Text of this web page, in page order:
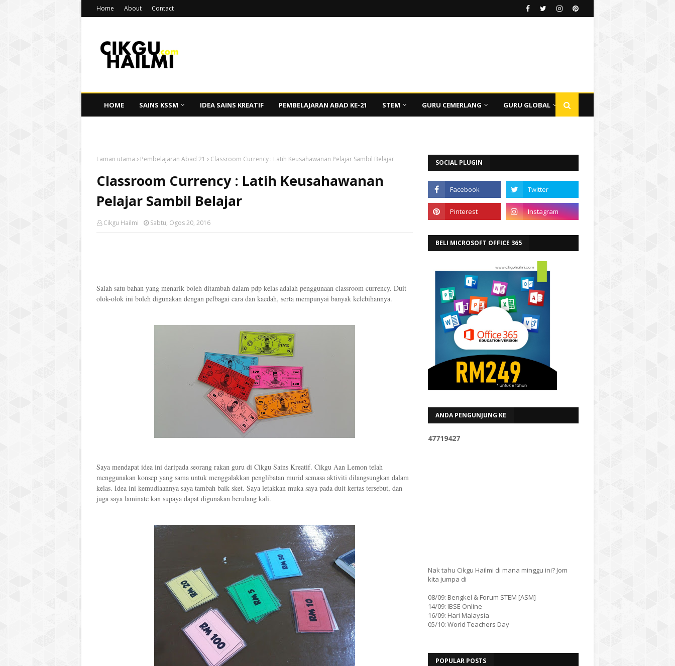
Home About Contact
HOME SAINS KSSM IDEA SAINS KREATIF PEMBELAJARAN ABAD KE-21 STEM GURU CEMERLANG GURU GLOBAL
Laman utama Pembelajaran Abad 21 Classroom Currency : Latih Keusahawanan Pelajar Sambil Belajar
Classroom Currency : Latih Keusahawanan
Pelajar Sambil Belajar
Cikgu Hailmi Sabtu, Ogos 20, 2016
Salah satu bahan yang menarik boleh ditambah dalam pdp kelas adalah penggunaan classroom currency. Duit
olok-olok ini boleh digunakan dengan pelbagai cara dan kaedah, serta mempunyai banyak kelebihannya.
Saya mendapat idea ini daripada seorang rakan guru di Cikgu Sains Kreatif. Cikgu Aan Lemon telah
menggunakan konsep yang sama untuk menggalakkan penglibatan murid semasa aktiviti dilangsungkan dalam
kelas. Idea ini kemudiaannya saya tambah baik sket. Saya letakkan muka saya pada duit kertas tersebut, dan
juga saya laminate kan supaya dapat digunakan berulang kali.
SOCIAL PLUGIN
BELI MICROSOFT OFFICE 365
ANDA PENGUNJUNG KE
47719427
Nak tahu Cikgu Hailmi di mana minggu ini? Jom
kita jumpa di
08/09: Bengkel & Forum STEM [ASM]
14/09: IBSE Online
16/09: Hari Malaysia
05/10: World Teachers Day
POPULAR POSTS